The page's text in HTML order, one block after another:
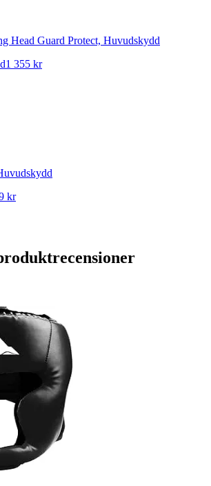
Head Guard Protect, Huvudskydd
1 355 kr
kr